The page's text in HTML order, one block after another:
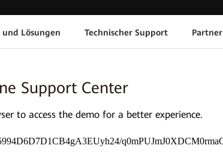
und Lösungen Technischer Support Partner
Support Center
to access the demo for a better experience.